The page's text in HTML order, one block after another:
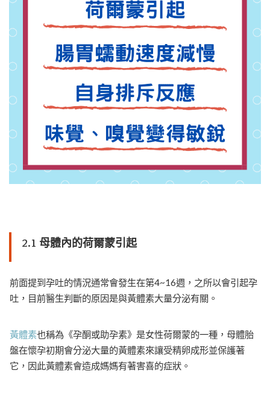
2.1 母體內的荷爾蒙引起
前面提到孕吐的情況通常會發生在第4~16週，之所以會引起孕
吐，目前醫生判斷的原因是與黃體素大量分泌有關。
黃體素也稱為《孕酮或助孕素》是女性荷爾蒙的一種，母體胎
盤在懷孕初期會分泌大量的黃體素來讓受精卵成形並保護著
它，因此黃體素會造成媽媽有著害喜的症狀。